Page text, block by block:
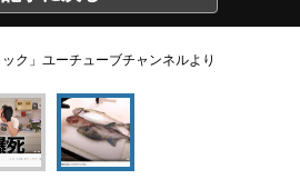
ック」ユーチューブチャンネルより